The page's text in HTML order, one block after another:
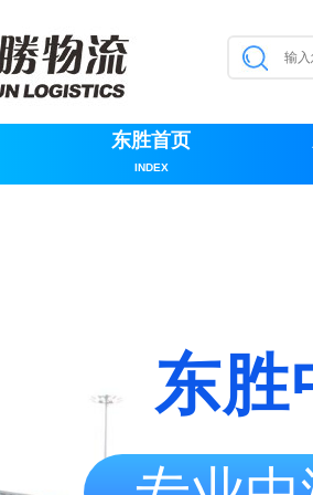
东胜首页
INDEX
东胜